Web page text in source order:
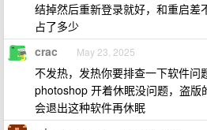
结掉然后重新登录就好，和重启差
占了多少
crac May 23, 2025
不发热，发热你要排查一下软件问
photoshop 开着休眠没问题，盗版
会退出这种软件再休眠